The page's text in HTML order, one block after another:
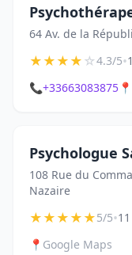
64 Av. de la
★★★★☆4.3/5•
📞+33663083875 📍
Psychologue
108 Rue du
Nazaire
★★★★★5/5•
📍 Google Maps